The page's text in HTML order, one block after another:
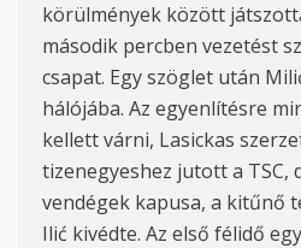
körülmények között
második percben vezetést
csapat. Egy szöglet után
hálójába. Az egyenlítésre
kellett várni, Lasickas
tizenegyeshez jutott a TSC,
vendégek kapusa, a kitűnő
Ilić kivédte. Az első félidő